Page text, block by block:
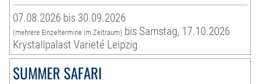
07.08.2026 bis 30.09.2026
(mehrere Einzeltermine im Zeitraum) bis Samstag, 17.10.2026
Krystallpalast Varieté Leipzig
SUMMER SAFARI